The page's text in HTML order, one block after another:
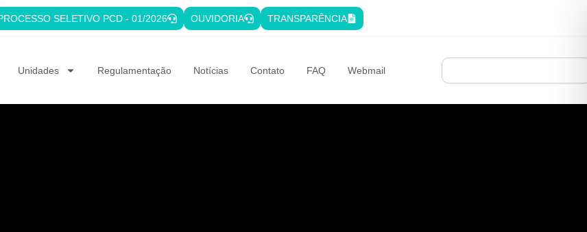
SELETIVO PCD - 01/2026 OUVIDORIA TRANSPARÊNCIA
Unidades Regulamentação Notícias Contato FAQ Webmail